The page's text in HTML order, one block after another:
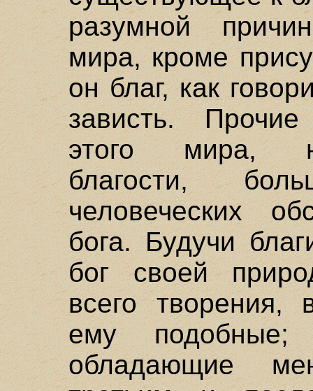
разумной
мира, кроме
он благ, как
зависть.
этого мира,
благости,
человеческих
бога. Будучи
бог своей
всего творения,
ему
обладающие